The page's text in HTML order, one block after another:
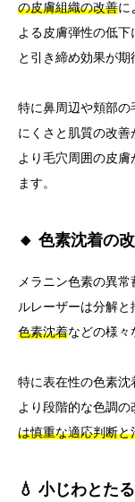
の皮膚組織の改善に
よる皮膚弾性の低
と引き締め効果が期
特に鼻周辺や頬部
にくさと肌質の改
より毛穴周囲の皮
ます。
🔸 色素沈着の
メラニン色素の異
ルレーザーは分解と
色素沈着などの様々
特に表在性の色素沈
より段階的な色調の
は慎重な適応判断
💧 小じわとた